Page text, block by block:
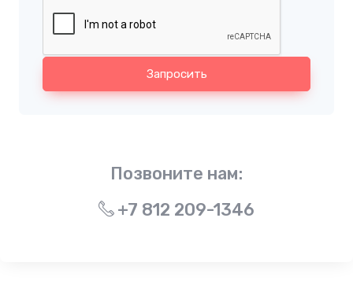
Запросить
Позвоните нам:
+7 812 209-1346